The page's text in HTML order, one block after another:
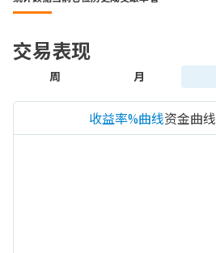
交易表现
周 月
收益率%曲线资金曲线